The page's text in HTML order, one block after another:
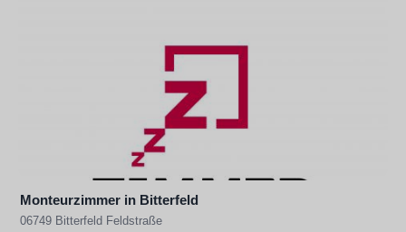
Monteurzimmer in Bitterfeld
06749 Bitterfeld Feldstraße